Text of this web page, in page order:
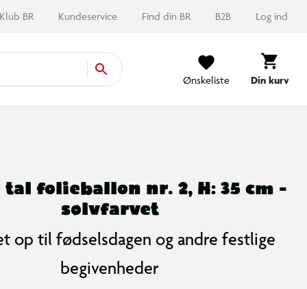
Klub BR Kundeservice Find din BR B2B Log ind
Ønskeliste Din kurv
folieballon nr. 2, H: 35 cm -
sølvfarvet
op til fødselsdagen og andre festlige
begivenheder